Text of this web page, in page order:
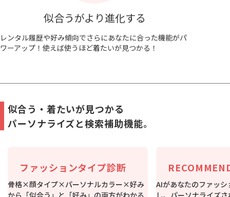
似合うがより進化する
レンタル履歴や好み傾向でさらにあなたに合った機能がパ
ワーアップ！使えば使うほど着たいが見つかる！
似合う・着たいが見つかる
パーソナライズと検索補助機能。
ファッションタイプ診断
骨格×顔タイプ×パーソナルカラー×好み
AIがあなたのファッ